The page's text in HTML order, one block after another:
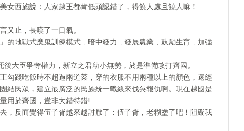
女西施說：人家越王都肯低頭認錯了，得饒人處且饒人嘛！
又止，長嘆了一口氣。
的地獄式魔鬼訓練模式，暗中發力，發展農業，鼓勵生育，加強
大臣爭奪權力，新立之君幼小無勢，於是準備攻打齊國。
勾踐吃飯時不超過兩道菜，穿的衣服不用兩種以上的顏色，還經
結民眾，建立最廣泛的民族統一戰線來伐吳報仇啊。現在越國是
用於齊國，豈非大錯特錯!
，反而覺得伍子胥越來越討厭了：伍子胥，老糊塗了吧！阻礙我